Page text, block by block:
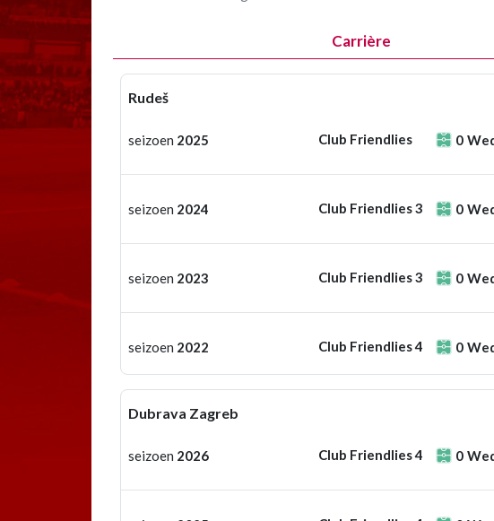
Carrière
Rudeš
seizoen 2025 Club Friendlies 0
seizoen 2024 Club Friendlies 3 0
seizoen 2023 Club Friendlies 3 0
seizoen 2022 Club Friendlies 4 0
Dubrava Zagreb
seizoen 2026 Club Friendlies 4 0